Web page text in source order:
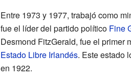
Entre 1973 y 1977, trabajó como
fue el líder del partido político Fine
Desmond FitzGerald, fue el primer
Estado Libre Irlandés. Este estado
en 1922.